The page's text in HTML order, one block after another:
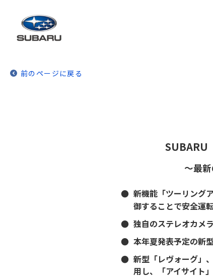
前のページに戻る
SUBARU
～最
● 新機能「ツーリング
御することで安全運
● 独自のステレオカメ
● 本年夏発表予定の新
● 新型「レヴォーグ」
用し、「アイサイト